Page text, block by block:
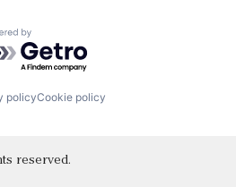
by Getro.com
policyCookie policy
reserved.